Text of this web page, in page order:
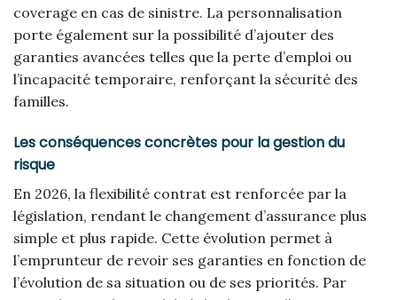
coverage en cas de sinistre. La personnalisation
porte également sur la possibilité d’ajouter des
garanties avancées telles que la perte d’emploi ou
l’incapacité temporaire, renforçant la sécurité des
familles.
Les conséquences concrètes pour la gestion du
risque
En 2026, la flexibilité contrat est renforcée par la
législation, rendant le changement d’assurance plus
simple et plus rapide. Cette évolution permet à
l’emprunteur de revoir ses garanties en fonction de
l’évolution de sa situation ou de ses priorités. Par